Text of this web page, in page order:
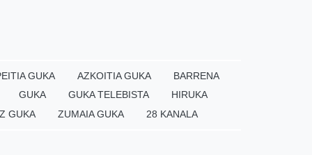
GUKA AZKOITIA GUKA
BARRENA
GUKA GUKA TELEBISTA
HIRUKA
GUKA ZUMAIA GUKA 28 KANALA